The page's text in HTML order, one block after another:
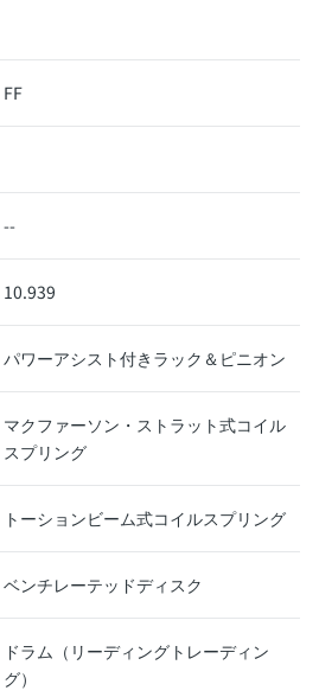
FF
--
10.939
パワーアシスト付きラック＆ピニオン
マクファーソン・ストラット式コイル
スプリング
トーションビーム式コイルスプリング
ベンチレーテッドディスク
ドラム（リーディングトレーディン
グ）